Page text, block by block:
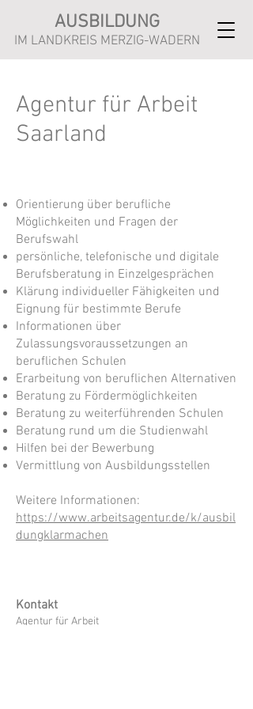
AUSBILDUNG
IM LANDKREIS MERZIG-WADERN
Agentur für Arbeit
Saarland
Orientierung über berufliche
Möglichkeiten und Fragen der
Berufswahl
persönliche, telefonische und digitale
Berufsberatung in Einzelgesprächen
Klärung individueller Fähigkeiten und
Eignung für bestimmte Berufe
Informationen über
Zulassungsvoraussetzungen an
beruflichen Schulen
Erarbeitung von beruflichen Alternativen
Beratung zu Fördermöglichkeiten
Beratung zu weiterführenden Schulen
Beratung rund um die Studienwahl
Hilfen bei der Bewerbung
Vermittlung von Ausbildungsstellen
Weitere Informationen:
https://www.arbeitsagentur.de/k/ausbil
dungklarmachen
Kontakt
Agentur für Arbeit